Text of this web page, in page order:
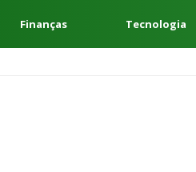
Finanças Tecnologia